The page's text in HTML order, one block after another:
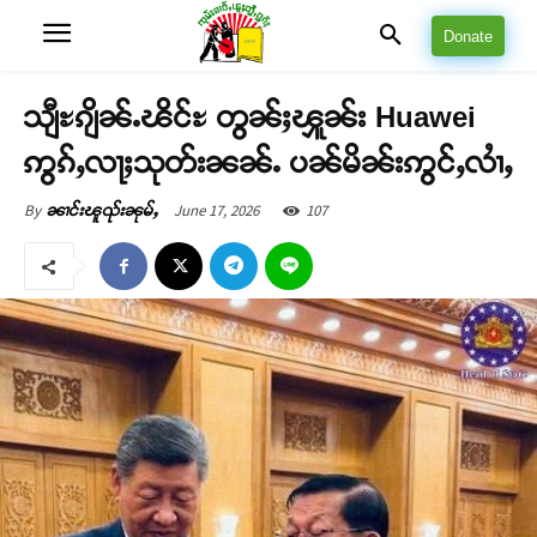
Donate
သျီႊၵျိၼ်ႉၽိင်ႊ တွၼ်ႈၾူၼ်း Huawei
ဢွၵ်ႇလႃႈသုတ်းၼၼ်ႉ ပၼ်မိၼ်းဢွင်ႇလၢႆႇ
By ၼၢင်းၽူၺ်းၼုမ်ႇ June 17, 2026 107